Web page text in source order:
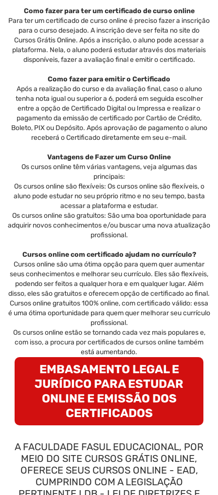
Como fazer para ter um certificado de curso online
Para ter um certificado de curso online é preciso fazer a inscrição
para o curso desejado. A inscrição deve ser feita no site do
Cursos Grátis Online. Após a inscrição, o aluno pode acessar a
plataforma. Nela, o aluno poderá estudar através dos materiais
disponíveis, fazer a avaliação final e emitir o certificado.
Como fazer para emitir o Certificado
Após a realização do curso e da avaliação final, caso o aluno
tenha nota igual ou superior a 6, poderá em seguida escolher
entre a opção de Certificado Digital ou Impressa e realizar o
pagamento da emissão de certificado por Cartão de Crédito,
Boleto, PIX ou Depósito. Após aprovação de pagamento o aluno
receberá o Certificado diretamente em seu e-mail.
Vantagens de Fazer um Curso Online
Os cursos online têm várias vantagens, veja algumas das
principais:
Os cursos online são flexíveis: Os cursos online são flexíveis, o
aluno pode estudar no seu próprio ritmo e no seu tempo, basta
acessar a plataforma e estudar.
Os cursos online são gratuitos: São uma boa oportunidade para
adquirir novos conhecimentos e/ou buscar uma nova atualização
profissional.
Cursos online com certificado ajudam no currículo?
Cursos online são uma ótima opção para quem quer aumentar
seus conhecimentos e melhorar seu currículo. Eles são flexíveis,
podendo ser feitos a qualquer hora e em qualquer lugar. Além
disso, eles são gratuitos e oferecem opção de certificado ao final.
Cursos online gratuitos 100% online, com certificado válido: essa
é uma ótima oportunidade para quem quer melhorar seu currículo
profissional.
Os cursos online estão se tornando cada vez mais populares e,
com isso, a procura por certificados de cursos online também
está aumentando.
EMBASAMENTO LEGAL E
JURÍDICO PARA ESTUDAR
ONLINE E EMISSÃO DOS
CERTIFICADOS
A FACULDADE FASUL EDUCACIONAL, POR
MEIO DO SITE CURSOS GRÁTIS ONLINE,
OFERECE SEUS CURSOS ONLINE - EAD,
CUMPRINDO COM A LEGISLAÇÃO